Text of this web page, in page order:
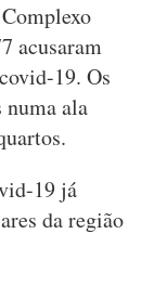
acusaram
19. Os
numa ala
19 já
da região